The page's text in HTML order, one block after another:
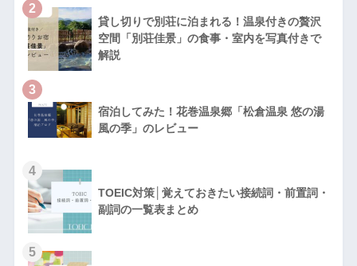
2
貸し切りで別荘に泊まれる！温泉付きの贅沢
空間「別荘佳景」の食事・室内を写真付きで
解説
3
宿泊してみた！花巻温泉郷「松倉温泉 悠の湯
風の季」のレビュー
4
TOEIC対策│覚えておきたい接続詞・前置詞・
副詞の一覧表まとめ
5